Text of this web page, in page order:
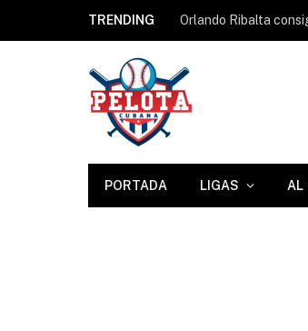
TRENDING Orlando Ribalta
PORTADA LIGAS AL